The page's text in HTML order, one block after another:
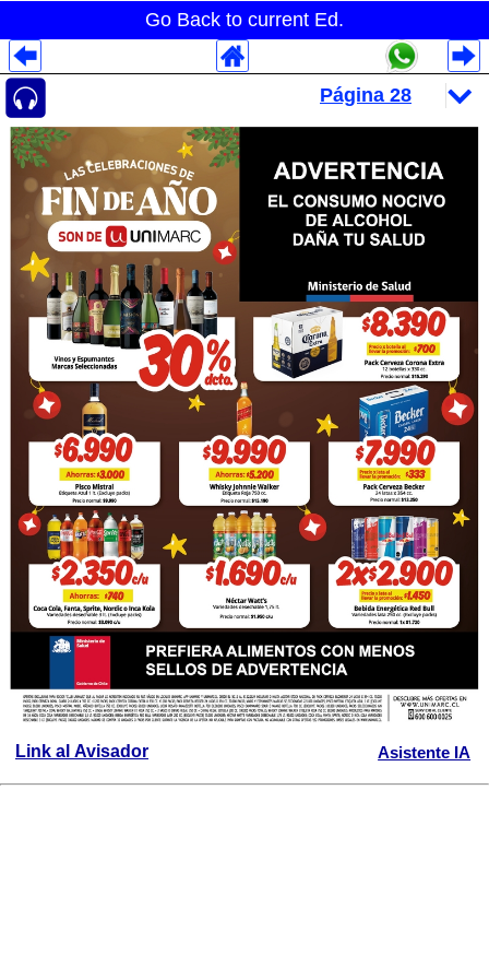
Go Back to current Ed.
Link al Avisador Asistente IA
Despliegues Analytics
Despliegues Totales
Despliegues por Rubros